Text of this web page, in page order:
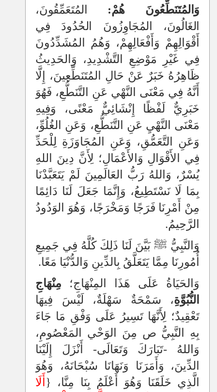
وَالمُتَنَطِّعُونَ هُمْ: المُتَعَمِّقُونَ،
الغَالُونَ، المُجَاوِزُونَ الحُدُودَ فِي
أَقْوَالِهِمْ وَأَفْعَالِهِمْ، وَهُمُ المُشَدِّدُونَ
فِي غَيْرِ مَوْضِعِ التَّشْدِيدِ، وَالحَدِيثُ
ظَاهِرُهُ خَبَرٌ عَنْ حَالِ المُتَنَطِّعِينَ، إِلَّا
أَنَّهُ فِي مَعْنَى النَّهْي عَنِ التَّنَطُّعِ، فَهُوَ
خَبَرِيٌّ لَفْظًا إِنْشَائِيٌّ مَعْنًى، وَفِيهِ
مَعْنَى النَّهْيِ عَنِ التَّنَطُّعِ، وَعَنِ الغُلُوِّ،
وَعَنِ التَّعَمُّقِ، وَعَنِ المُجَاوَزَةِ لِلْحَدِّ
فِي الأَقْوَالِ وَالأَعْمَالِ؛ لِأَنَّ دِينَ اللهِ
يُسْرٌ، وَاللهُ رَبُّ العَالَمِينَ لَمْ يَتَعَبَّدْنَا
بِمَا لَا نَسْتَطِيعُ، وَإِنَّمَا جَعَلَ لَنَا دَائِمًا
مِنْ أَمْرِنَا فَرَجًا وَمَخْرَجًا، وَهُوَ الوَدُودُ
الرَّحِيمُ.
وَالنَّبِيُّ ﷺ بَيَّنَ لَنَا ذَلِكَ كُلَّهُ فِي جَمِيعِ
أُمُورِنَا مِمَّا يَتَعَلَّقُ بِالدِّينِ وَالدُّنْيَا مَعًا.
وَالحَيَاةُ عَلَى هَذَا المِنْهَاجِ؛ مِنْهَاجِ
النُّبُوَّةِ، سَمْحَةٌ سَهْلَةٌ، لَيْسَ فِيهَا
تَعْقِيدٌ؛ لِأَنَّهَا تَسِيرُ عَلَى وَفْقِ مَا جَاءَ
بِهِ النَّبِيُّ ص مِنَ الوَحْي المَعْصُومِ،
وَاللهُ -تَبَارَكَ وَتَعَالَى- أَنْزَلَ إِلَيْنَا
الدِّينَ، وَأَمَرَنَا وَنَهَانَا سُبْحَانَهُ، وَهُوَ
الَّذِي خَلَقَنَا وَهُوَ أَعْلَمُ بِنَا مِنَّا، { أَلَا